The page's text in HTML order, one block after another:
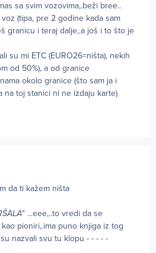
sa svim vozovima,.beži bree..
(tipa, pre 2 godine kada sam
granicu i teraj dalje,.a još i to što je
su mi ETC (EURO26=ništa), nekih
od 50%), a od granice
okolo granice (što sam ja i
na toj stanici ni ne izdaju karte)
da ti kažem ništa
" ...eee,..to vredi da se
pioniri,.ima puno knjiga iz tog
nazvali svu tu klopu - - - - -